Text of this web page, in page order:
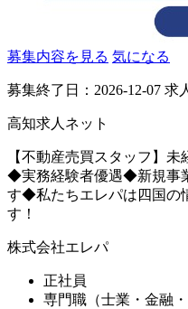
募集内容を見る 気になる
募集終了日：2026-12-07 求
高知求人ネット
【不動産売買スタッフ】
◆実務経験者優遇◆新規事
す◆私たちエレパは四国の
す！
株式会社エレパ
正社員
専門職（士業・金融・